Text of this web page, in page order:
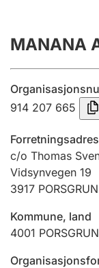
Innsending og
Tinglysing
Jeger
Betaling og
MANANA
914 207 665
c/o Thomas
Vidsynvegen 19
3917
Kommune, land
4001